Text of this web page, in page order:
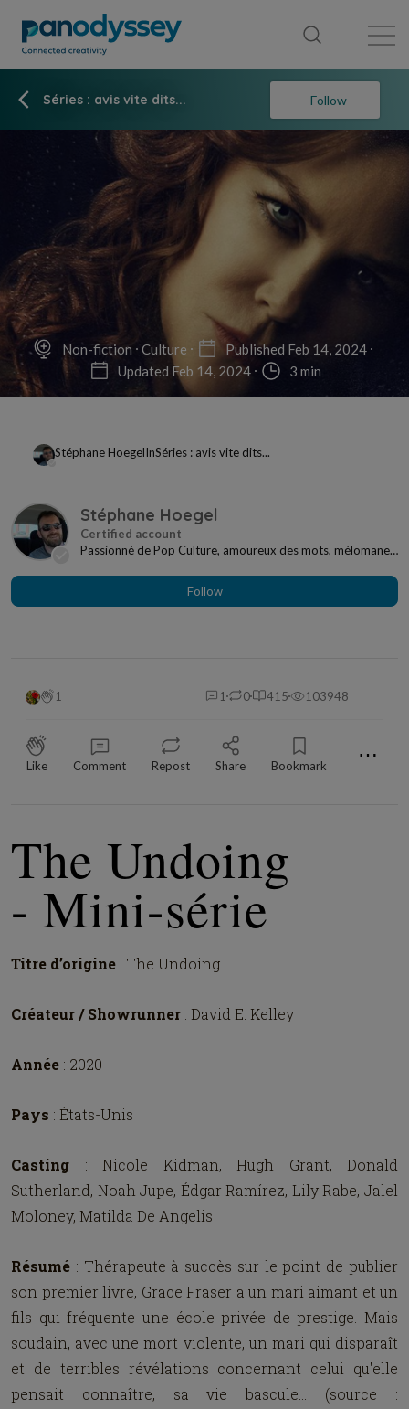
Séries : avis vite dits... Follow
Non-fiction Culture
Published Feb 14, 2024
Updated Feb 14, 2024
3 min
Stéphane HoegelInSéries : avis vite dits...
Stéphane Hoegel
Passionné de Pop Culture, amoureux des mots, mélomane
Follow
1 1 0 415 103948
Like Comment Repost Share Bookmark ⋯
The Undoing
- Mini-série
Titre d’origine : The Undoing
Créateur / Showrunner : David E. Kelley
Année : 2020
Pays : États-Unis
Casting : Nicole Kidman, Hugh Grant, Donald
Sutherland, Noah Jupe, Édgar Ramírez, Lily Rabe, Jalel
Moloney, Matilda De Angelis
Résumé : Thérapeute à succès sur le point de publier
son premier livre, Grace Fraser a un mari aimant et un
fils qui fréquente une école privée de prestige. Mais
soudain, avec une mort violente, un mari qui disparaît
et de terribles révélations concernant celui qu'elle
pensait connaître, sa vie bascule... (source :